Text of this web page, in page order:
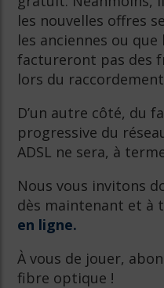
les nouvelles offres
les anciennes ou
factureront pas des
lors du
D’un autre côté, du
progressive du
ADSL ne sera, à
Nous vous invitons
dès maintenant et à
en ligne.
À vous de jouer,
fibre optique !